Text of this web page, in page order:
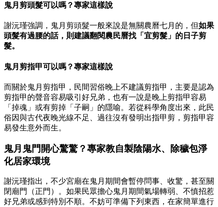
鬼月剪頭髮可以嗎？專家這樣說
謝沅瑾強調，鬼月剪頭髮一般來說是無關農曆七月的，但如果
頭髮有過腰的話，則建議翻閱農民曆找「宜剪髮」的日子剪
髮。
鬼月剪指甲可以嗎？專家這樣說
而關於鬼月剪指甲，民間習俗晚上不建議剪指甲，主要是認為
剪指甲的聲音容易吸引好兄弟，也有一說是晚上剪指甲容易
「掉魂」或有剪掉「子嗣」的隱喻。若從科學角度出來，此民
俗因與古代夜晚光線不足、過往沒有發明出指甲剪，剪指甲容
易發生意外而生。
鬼月鬼門開心驚驚？專家教自製陰陽水、除穢包淨
化居家環境
謝沅瑾指出，不少宮廟在鬼月期間會暫停問事、收驚，甚至關
閉廟門（正門）。如果民眾擔心鬼月期間氣場轉弱、不慎招惹
好兄弟或感到特別不順。不妨可準備下列東西，在家簡單進行